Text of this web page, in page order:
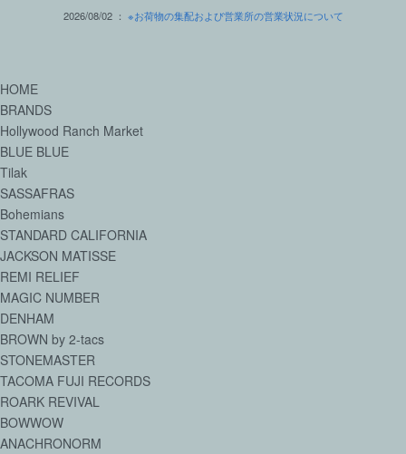
2026/08/02 ： ※お荷物の集配および営業所の営業状況について
HOME
BRANDS
Hollywood Ranch Market
BLUE BLUE
Tilak
SASSAFRAS
Bohemians
STANDARD CALIFORNIA
JACKSON MATISSE
REMI RELIEF
MAGIC NUMBER
DENHAM
BROWN by 2-tacs
STONEMASTER
TACOMA FUJI RECORDS
ROARK REVIVAL
BOWWOW
ANACHRONORM